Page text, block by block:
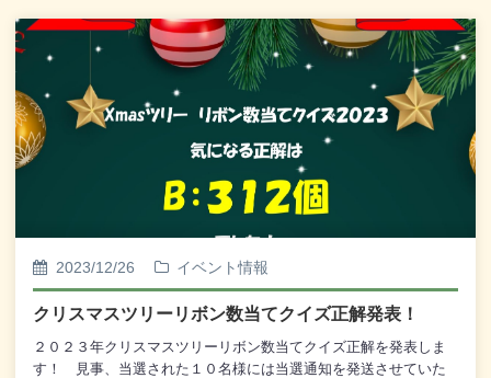
2023/12/26 イベント情報
クリスマスツリーリボン数当てクイズ正解発表！
２０２３年クリスマスツリーリボン数当てクイズ正解を発表しま
す！ 見事、当選された１０名様には当選通知を発送させていた